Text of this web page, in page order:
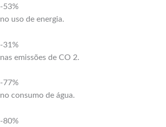
-53%
no uso de energia.
-31%
nas emissões de CO 2.
-77%
no consumo de água.
-80%